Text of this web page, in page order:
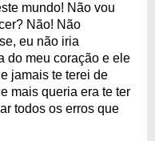
mundo! Não vou
Não! Não
eu não iria
do meu coração e ele
jamais te terei de
mais queria era te ter
todos os erros que